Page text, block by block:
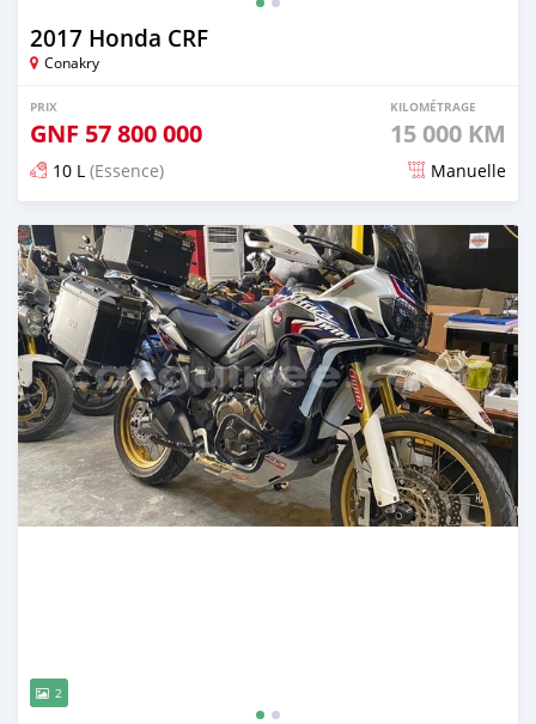
2017 Honda CRF
Conakry
PRIX
GNF 57 800 000
KILOMÉTRAGE
15 000 KM
10 L (Essence) Manuelle
Publié il y a presque 3 ans
2